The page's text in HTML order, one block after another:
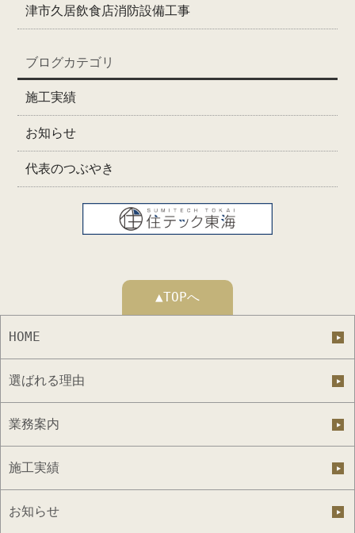
津市久居飲食店消防設備工事
ブログカテゴリ
施工実績
お知らせ
代表のつぶやき
▲TOPへ
HOME
選ばれる理由
業務案内
施工実績
お知らせ